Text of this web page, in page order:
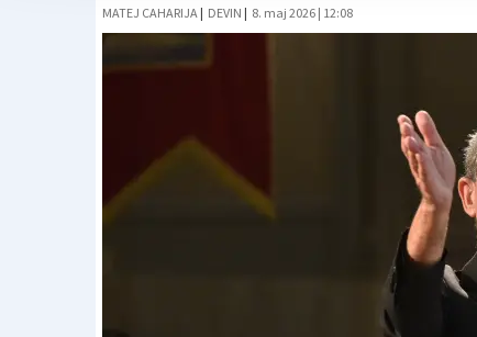
MATEJ CAHARIJA | DEVIN | 8. maj 2026 | 12:08